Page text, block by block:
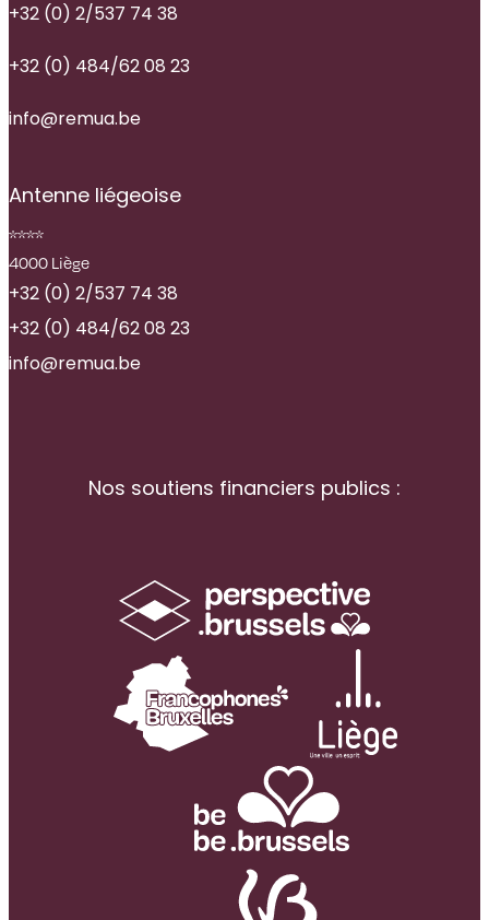
+32 (0) 2/537 74 38
+32 (0) 484/62 08 23
info@remua.be
Antenne liégeoise
****
4000 Liège
+32 (0) 2/537 74 38
+32 (0) 484/62 08 23
info@remua.be
Nos soutiens financiers publics :